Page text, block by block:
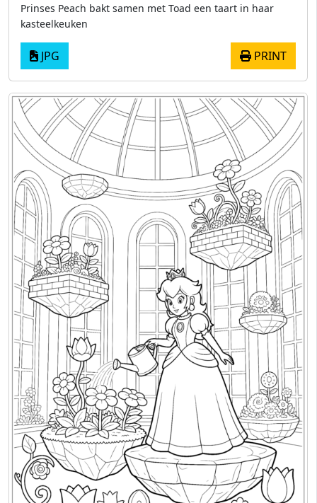
Prinses Peach bakt samen met Toad een taart in haar
kasteelkeuken
JPG PRINT